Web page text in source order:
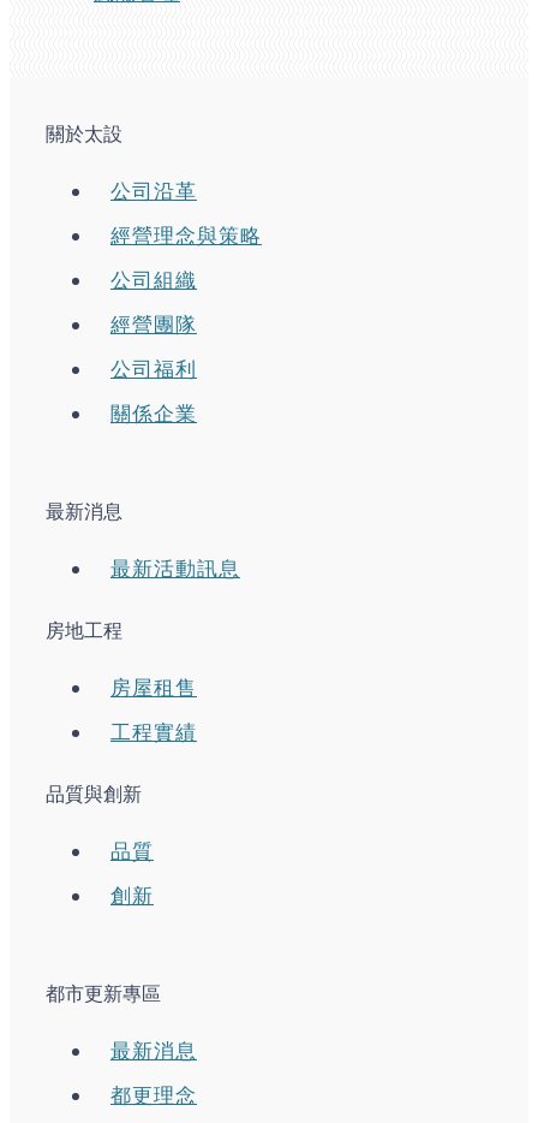
關於太設
公司沿革
經營理念與策略
公司組織
經營團隊
公司福利
關係企業
最新消息
最新活動訊息
房地工程
房屋租售
工程實績
品質與創新
品質
創新
都市更新專區
最新消息
都更理念